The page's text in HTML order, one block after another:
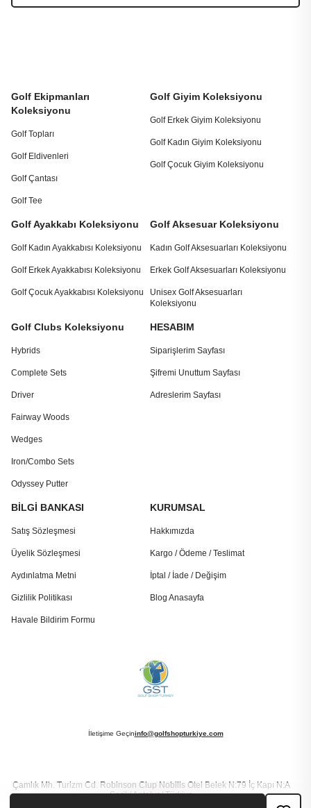
İletişime Geçininfo@golfshopturkiye.com
Golf Ekipmanları
Koleksiyonu
Golf Topları
Golf Eldivenleri
Golf Çantası
Golf Tee
Golf Giyim Koleksiyonu
Golf Erkek Giyim Koleksiyonu
Golf Kadın Giyim Koleksiyonu
Golf Çocuk Giyim Koleksiyonu
Golf Ayakkabı Koleksiyonu
Golf Kadın Ayakkabısı Koleksiyonu
Golf Erkek Ayakkabısı Koleksiyonu
Golf Çocuk Ayakkabısı Koleksiyonu
Golf Aksesuar Koleksiyonu
Kadın Golf Aksesuarları Koleksiyonu
Erkek Golf Aksesuarları Koleksiyonu
Unisex Golf Aksesuarları
Koleksiyonu
Golf Clubs Koleksiyonu
Hybrids
Complete Sets
Driver
Fairway Woods
Wedges
Iron/Combo Sets
Odyssey Putter
HESABIM
Siparişlerim Sayfası
Şifremi Unuttum Sayfası
Adreslerim Sayfası
BİLGİ BANKASI
Satış Sözleşmesi
Üyelik Sözleşmesi
Aydınlatma Metni
Gizlilik Politikası
Havale Bildirim Formu
KURUMSAL
Hakkımızda
Kargo / Ödeme / Teslimat
İptal / İade / Değişim
Blog Anasayfa
Çamlık Mh. Turizm Cd. Robinson Clup Nobilis Otel Belek N:79 İç Kapı N:A
Serik/ Antalya/ Türkiye